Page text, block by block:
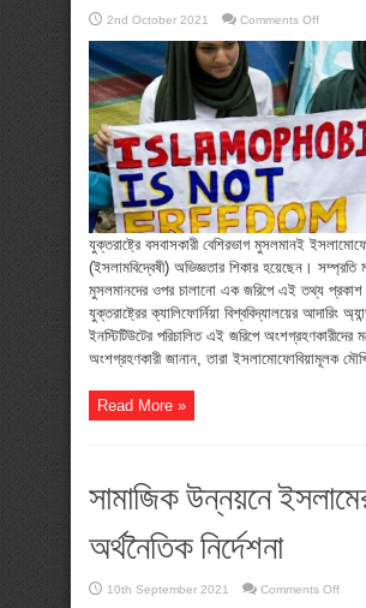
2nd October 2021 Comments Offon
শিকার
যুক্তরাষ্ট্রের
বেশিরভাগ
মুসলমান
যুক্তরাষ্ট্রে বসবাসকারী বেশিরভাগ মুসলমানই
(ইসলামবিদ্বেষী) অভিজ্ঞতার শিকার হয়েছেন। সম্প্রতি
মুসলমানদের ওপর চালানো এক জরিপে এই তথ্য প্রকাশ
যুক্তরাষ্ট্রের ক্যালিফোর্নিয়া বিশ্ববিদ্যালয়ের আদারিং
ইনস্টিটিউটের পরিচালিত এই জরিপে
অংশগ্রহণকারী জানান, তারা ইসলামোফোবিয়ামূলক
Read More »
সামাজিক উন্নয়নে
অর্থনৈতিক নির্দেশনা
10th September 2021 Comments Offon